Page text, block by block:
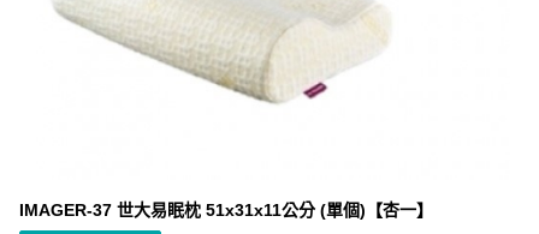
IMAGER-37 世大易眠枕 51x31x11公分 (單個)【杏一】